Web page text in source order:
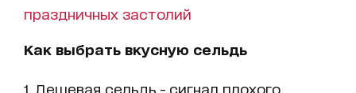
праздничных застолий
Как выбрать вкусную сельдь
1. Дешевая сельдь - сигнал плохого